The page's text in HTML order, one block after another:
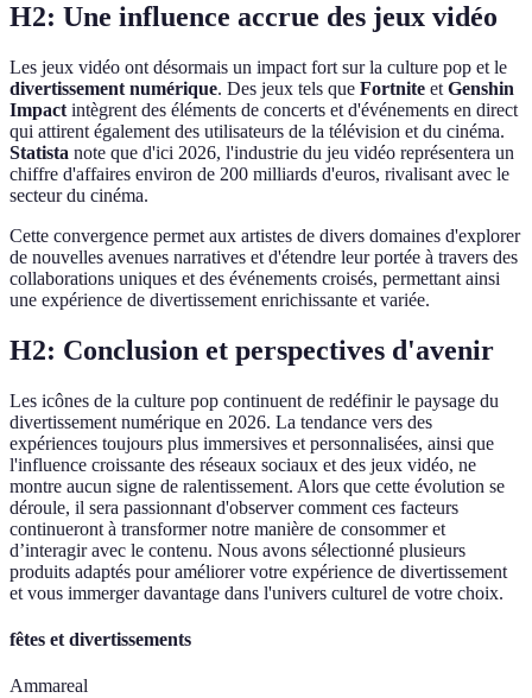
H2: Une influence accrue des jeux vidéo
Les jeux vidéo ont désormais un impact fort sur la culture pop et le
divertissement numérique. Des jeux tels que Fortnite et Genshin
Impact intègrent des éléments de concerts et d'événements en direct
qui attirent également des utilisateurs de la télévision et du cinéma.
Statista note que d'ici 2026, l'industrie du jeu vidéo représentera un
chiffre d'affaires environ de 200 milliards d'euros, rivalisant avec le
secteur du cinéma.
Cette convergence permet aux artistes de divers domaines d'explorer
de nouvelles avenues narratives et d'étendre leur portée à travers des
collaborations uniques et des événements croisés, permettant ainsi
une expérience de divertissement enrichissante et variée.
H2: Conclusion et perspectives d'avenir
Les icônes de la culture pop continuent de redéfinir le paysage du
divertissement numérique en 2026. La tendance vers des
expériences toujours plus immersives et personnalisées, ainsi que
l'influence croissante des réseaux sociaux et des jeux vidéo, ne
montre aucun signe de ralentissement. Alors que cette évolution se
déroule, il sera passionnant d'observer comment ces facteurs
continueront à transformer notre manière de consommer et
d’interagir avec le contenu. Nous avons sélectionné plusieurs
produits adaptés pour améliorer votre expérience de divertissement
et vous immerger davantage dans l'univers culturel de votre choix.
fêtes et divertissements
Ammareal